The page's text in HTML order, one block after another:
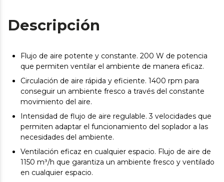
Descripción
Flujo de aire potente y constante. 200 W de potencia
que permiten ventilar el ambiente de manera eficaz.
Circulación de aire rápida y eficiente. 1400 rpm para
conseguir un ambiente fresco a través del constante
movimiento del aire.
Intensidad de flujo de aire regulable. 3 velocidades que
permiten adaptar el funcionamiento del soplador a las
necesidades del ambiente.
Ventilación eficaz en cualquier espacio. Flujo de aire de
1150 m³/h que garantiza un ambiente fresco y ventilado
en cualquier espacio.